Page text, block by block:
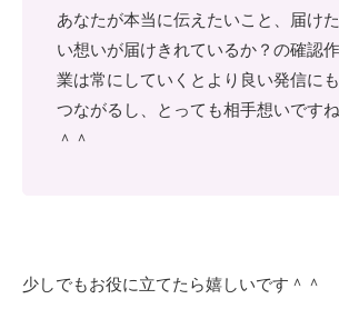
あなたが本当に伝えたいこと、届けた
い想いが届けきれているか？の確認作
業は常にしていくとより良い発信にも
つながるし、とっても相手想いですね
＾＾
少しでもお役に立てたら嬉しいです＾＾